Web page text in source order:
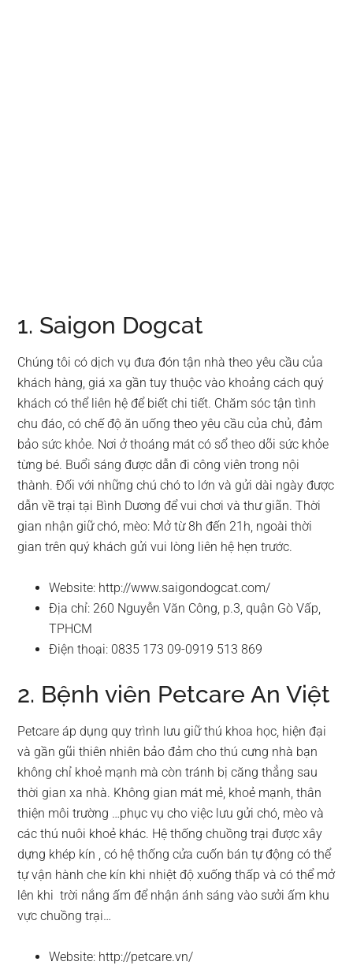
1. Saigon Dogcat
Chúng tôi có dịch vụ đưa đón tận nhà theo yêu cầu của
khách hàng, giá xa gần tuy thuộc vào khoảng cách quý
khách có thể liên hệ để biết chi tiết. Chăm sóc tận tình
chu đáo, có chế độ ăn uống theo yêu cầu của chủ, đảm
bảo sức khỏe. Nơi ở thoáng mát có sổ theo dõi sức khỏe
từng bé. Buổi sáng được dẫn đi công viên trong nội
thành. Đối với những chú chó to lớn và gửi dài ngày được
dẫn về trại tại Bình Dương để vui chơi và thư giãn. Thời
gian nhận giữ chó, mèo: Mở từ 8h đến 21h, ngoài thời
gian trên quý khách gửi vui lòng liên hệ hẹn trước.
Website: http://www.saigondogcat.com/
Địa chỉ: 260 Nguyễn Văn Công, p.3, quận Gò Vấp,
TPHCM
Điện thoại: 0835 173 09-0919 513 869
2. Bệnh viên Petcare An Việt
Petcare áp dụng quy trình lưu giữ thú khoa học, hiện đại
và gần gũi thiên nhiên bảo đảm cho thú cưng nhà bạn
không chỉ khoẻ mạnh mà còn tránh bị căng thẳng sau
thời gian xa nhà. Không gian mát mẻ, khoẻ mạnh, thân
thiện môi trường …phục vụ cho việc lưu gửi chó, mèo và
các thú nuôi khoẻ khác. Hệ thống chuồng trại được xây
dựng khép kín , có hệ thống cửa cuốn bán tự động có thể
tự vận hành che kín khi nhiệt độ xuống thấp và có thể mở
lên khi trời nắng ấm để nhận ánh sáng vào sưởi ấm khu
vực chuồng trại…
Website: http://petcare.vn/